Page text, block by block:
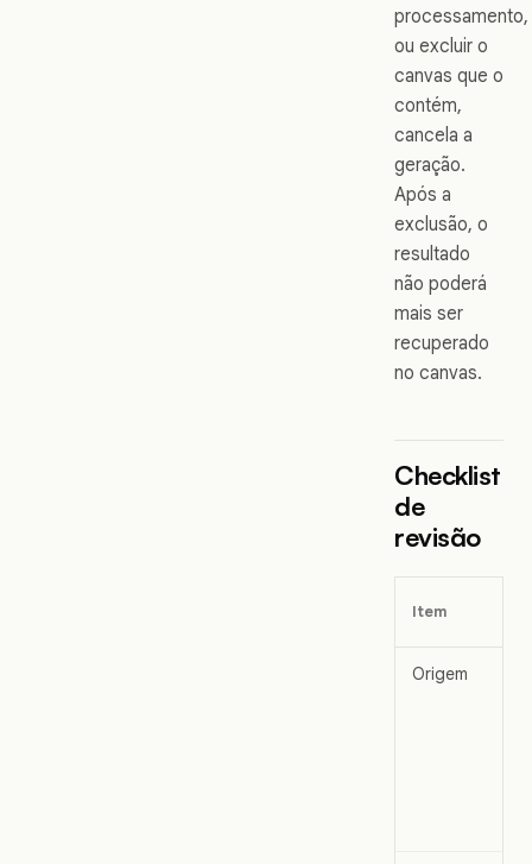
processamento,
ou excluir o
canvas que o
contém,
cancela a
geração.
Após a
exclusão, o
resultado
não poderá
mais ser
recuperado
no canvas.
Checklist
de
revisão
Item
Origem